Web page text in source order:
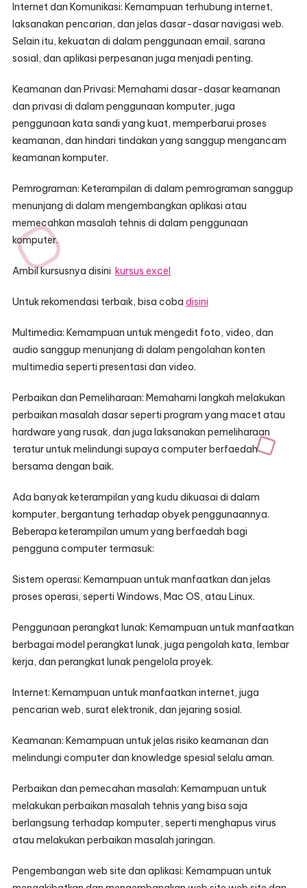
Internet dan Komunikasi: Kemampuan terhubung internet,
laksanakan pencarian, dan jelas dasar-dasar navigasi web.
Selain itu, kekuatan di dalam penggunaan email, sarana
sosial, dan aplikasi perpesanan juga menjadi penting.
Keamanan dan Privasi: Memahami dasar-dasar keamanan
dan privasi di dalam penggunaan komputer, juga
penggunaan kata sandi yang kuat, memperbarui proses
keamanan, dan hindari tindakan yang sanggup mengancam
keamanan komputer.
Pemrograman: Keterampilan di dalam pemrograman sanggup
menunjang di dalam mengembangkan aplikasi atau
memecahkan masalah tehnis di dalam penggunaan
komputer.
Ambil kursusnya disini kursus excel
Untuk rekomendasi terbaik, bisa coba disini
Multimedia: Kemampuan untuk mengedit foto, video, dan
audio sanggup menunjang di dalam pengolahan konten
multimedia seperti presentasi dan video.
Perbaikan dan Pemeliharaan: Memahami langkah melakukan
perbaikan masalah dasar seperti program yang macet atau
hardware yang rusak, dan juga laksanakan pemeliharaan
teratur untuk melindungi supaya computer berfaedah
bersama dengan baik.
Ada banyak keterampilan yang kudu dikuasai di dalam
komputer, bergantung terhadap obyek penggunaannya.
Beberapa keterampilan umum yang berfaedah bagi
pengguna computer termasuk:
Sistem operasi: Kemampuan untuk manfaatkan dan jelas
proses operasi, seperti Windows, Mac OS, atau Linux.
Penggunaan perangkat lunak: Kemampuan untuk manfaatkan
berbagai model perangkat lunak, juga pengolah kata, lembar
kerja, dan perangkat lunak pengelola proyek.
Internet: Kemampuan untuk manfaatkan internet, juga
pencarian web, surat elektronik, dan jejaring sosial.
Keamanan: Kemampuan untuk jelas risiko keamanan dan
melindungi computer dan knowledge spesial selalu aman.
Perbaikan dan pemecahan masalah: Kemampuan untuk
melakukan perbaikan masalah tehnis yang bisa saja
berlangsung terhadap komputer, seperti menghapus virus
atau melakukan perbaikan masalah jaringan.
Pengembangan web site dan aplikasi: Kemampuan untuk